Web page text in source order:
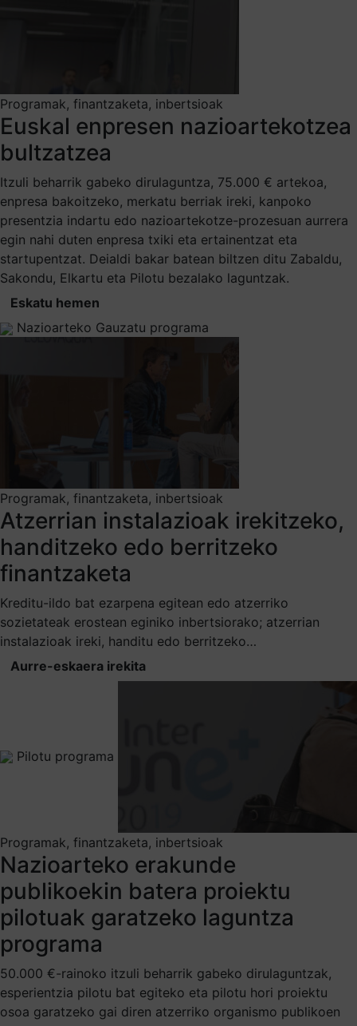
Programak, finantzaketa, inbertsioak
Euskal enpresen nazioartekotzea
bultzatzea
Itzuli beharrik gabeko dirulaguntza, 75.000 € artekoa,
enpresa bakoitzeko, merkatu berriak ireki, kanpoko
presentzia indartu edo nazioartekotze-prozesuan aurrera
egin nahi duten enpresa txiki eta ertainentzat eta
startupentzat. Deialdi bakar batean biltzen ditu Zabaldu,
Sakondu, Elkartu eta Pilotu bezalako laguntzak.
Eskatu hemen
Nazioarteko Gauzatu programa
Programak, finantzaketa, inbertsioak
Atzerrian instalazioak irekitzeko,
handitzeko edo berritzeko
finantzaketa
Kreditu-ildo bat ezarpena egitean edo atzerriko
sozietateak erostean eginiko inbertsiorako; atzerrian
instalazioak ireki, handitu edo berritzeko…
Aurre-eskaera irekita
Pilotu programa
Programak, finantzaketa, inbertsioak
Nazioarteko erakunde
publikoekin batera proiektu
pilotuak garatzeko laguntza
programa
50.000 €-rainoko itzuli beharrik gabeko dirulaguntzak,
esperientzia pilotu bat egiteko eta pilotu hori proiektu
osoa garatzeko gai diren atzerriko organismo publikoen